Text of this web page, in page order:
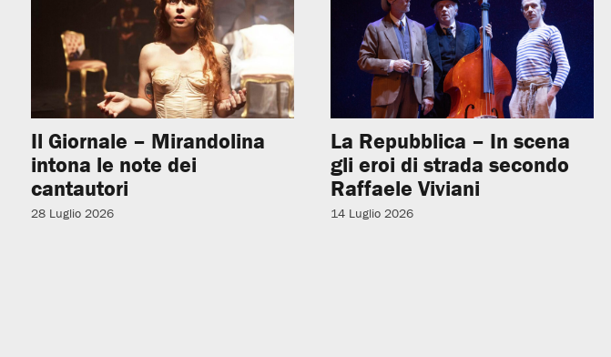
Il Giornale – Mirandolina
intona le note dei
cantautori
28 Luglio 2026
La Repubblica – In scena
gli eroi di strada secondo
Raffaele Viviani
14 Luglio 2026